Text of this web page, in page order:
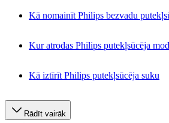
Kā nomainīt Philips bezvadu
Kur atrodas Philips putekļsūcēja
Kā iztīrīt Philips putekļsūcēja suku
Rādīt vairāk